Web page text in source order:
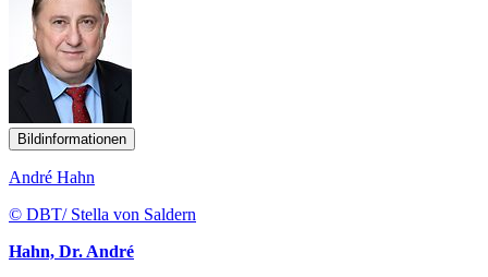
Bildinformationen
André Hahn
© DBT/ Stella von Saldern
Hahn, Dr. André